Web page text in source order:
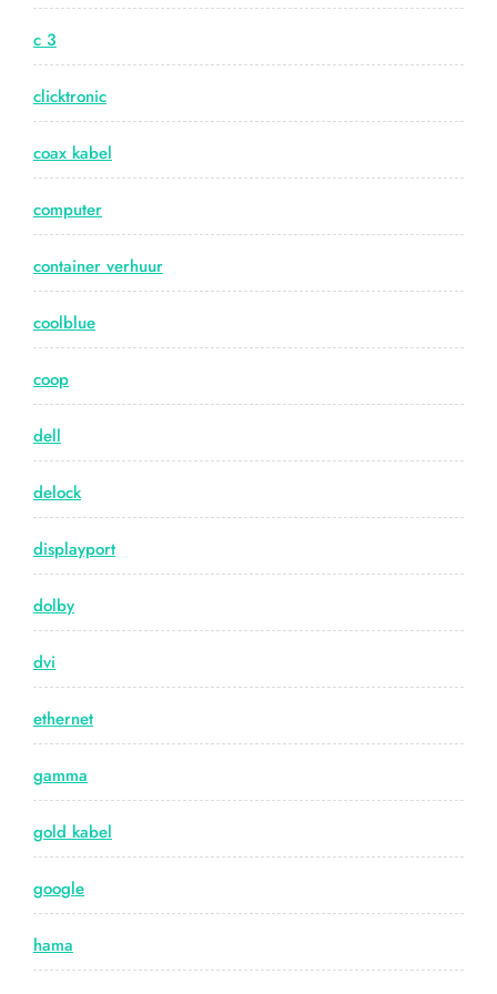
c 3
clicktronic
coax kabel
computer
container verhuur
coolblue
coop
dell
delock
displayport
dolby
dvi
ethernet
gamma
gold kabel
google
hama